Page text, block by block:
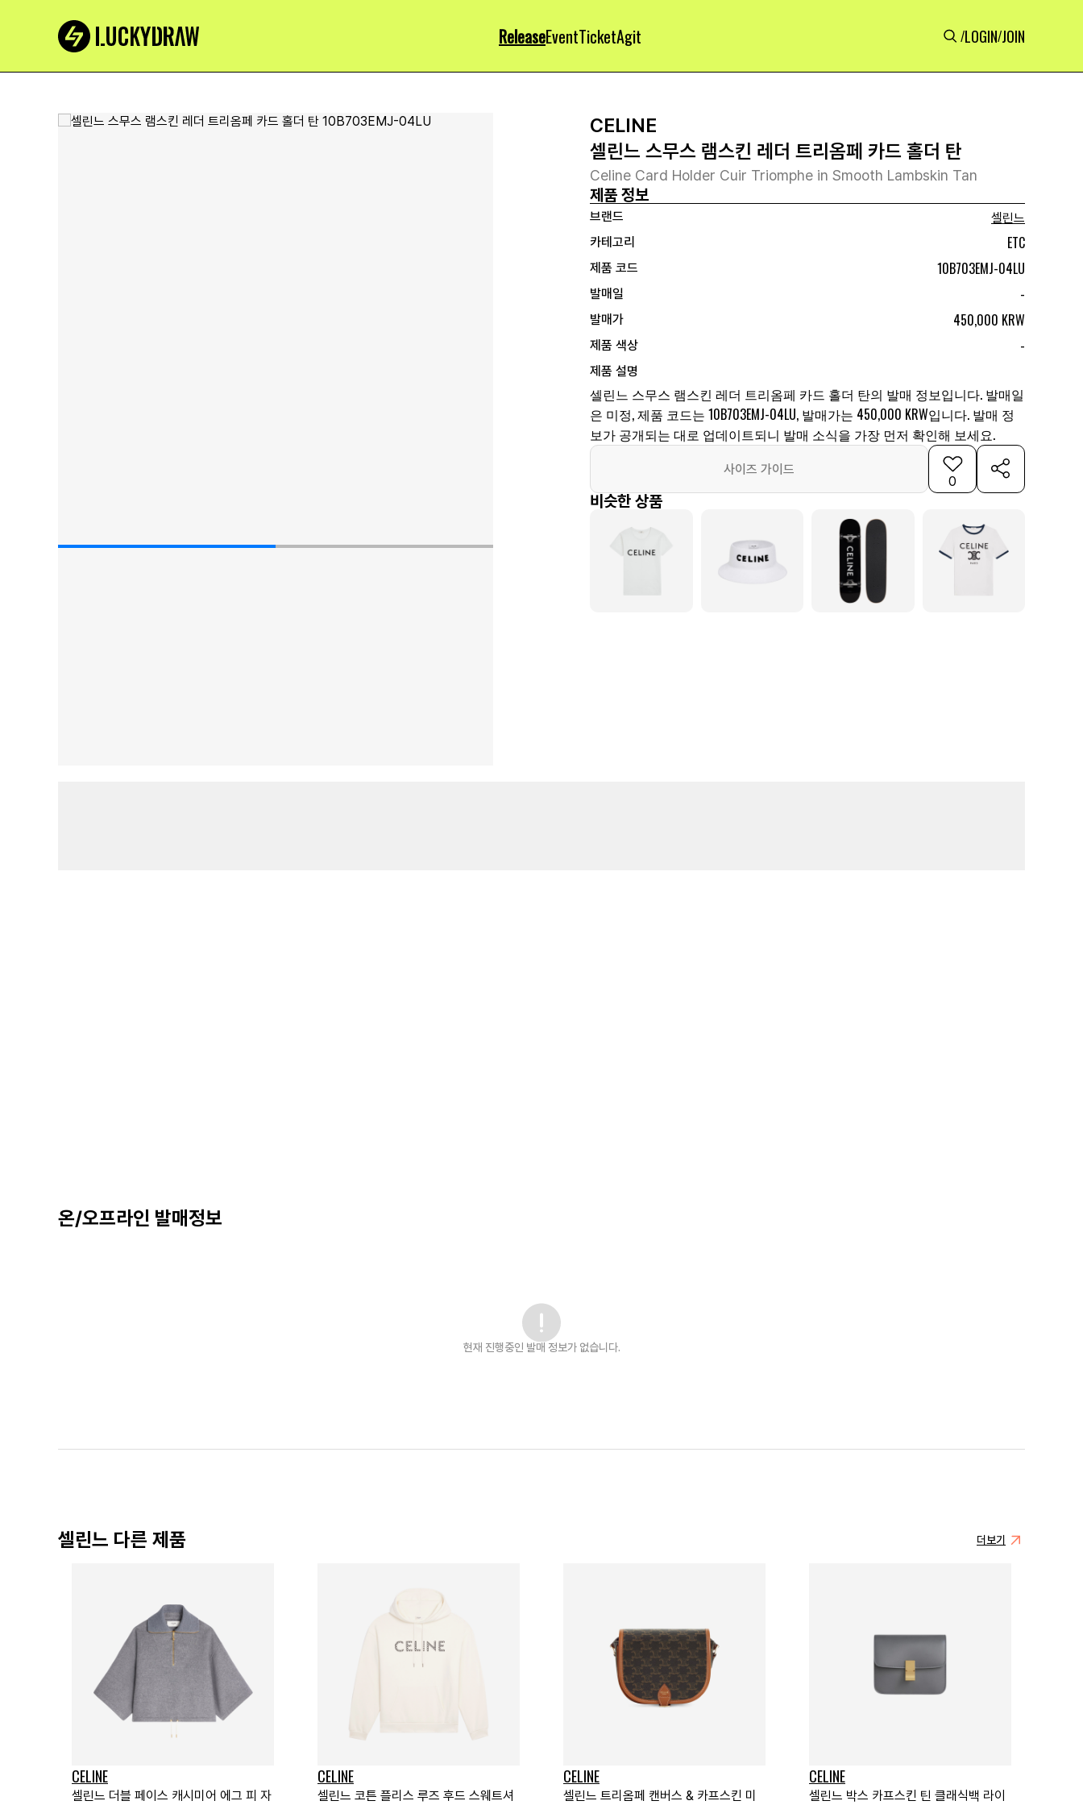
ReleaseEventTicketAgit /LOGIN/JOIN
CELINE
셀린느 스무스 램스킨 레더 트리옴페 카드 홀더 탄
Celine Card Holder Cuir Triomphe in Smooth Lambskin Tan
제품 정보
브랜드
셀린느
카테고리
ETC
제품 코드 10B703EMJ-04LU
발매일 -
발매가 450,000 KRW
제품 색상 -
제품 설명
셀린느 스무스 램스킨 레더 트리옴페 카드 홀더 탄의 발매 정보입니다. 발매일
은 미정, 제품 코드는 10B703EMJ-04LU, 발매가는 450,000 KRW입니다. 발매 정
보가 공개되는 대로 업데이트되니 발매 소식을 가장 먼저 확인해 보세요.
사이즈 가이드
0
비슷한 상품
온/오프라인 발매정보
현재 진행중인 발매 정보가 없습니다.
셀린느 다른 제품 더보기
CELINE
셀린느 더블 페이스 캐시미어 에그 피 자
CELINE
셀린느 코튼 플리스 루즈 후드 스웨트셔
CELINE
셀린느 트리옴페 캔버스 & 카프스킨 미
CELINE
셀린느 박스 카프스킨 틴 클래식백 라이